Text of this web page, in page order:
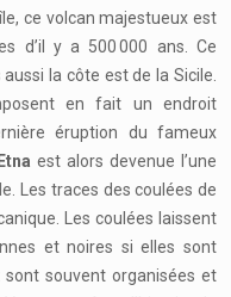
ce volcan majestueux est
d’il y a 500 000 ans. Ce
la côte est de la Sicile.
en fait un endroit
éruption du fameux
est alors devenue l’une
Les traces des coulées de
Les coulées laissent
et noires si elles sont
souvent organisées et